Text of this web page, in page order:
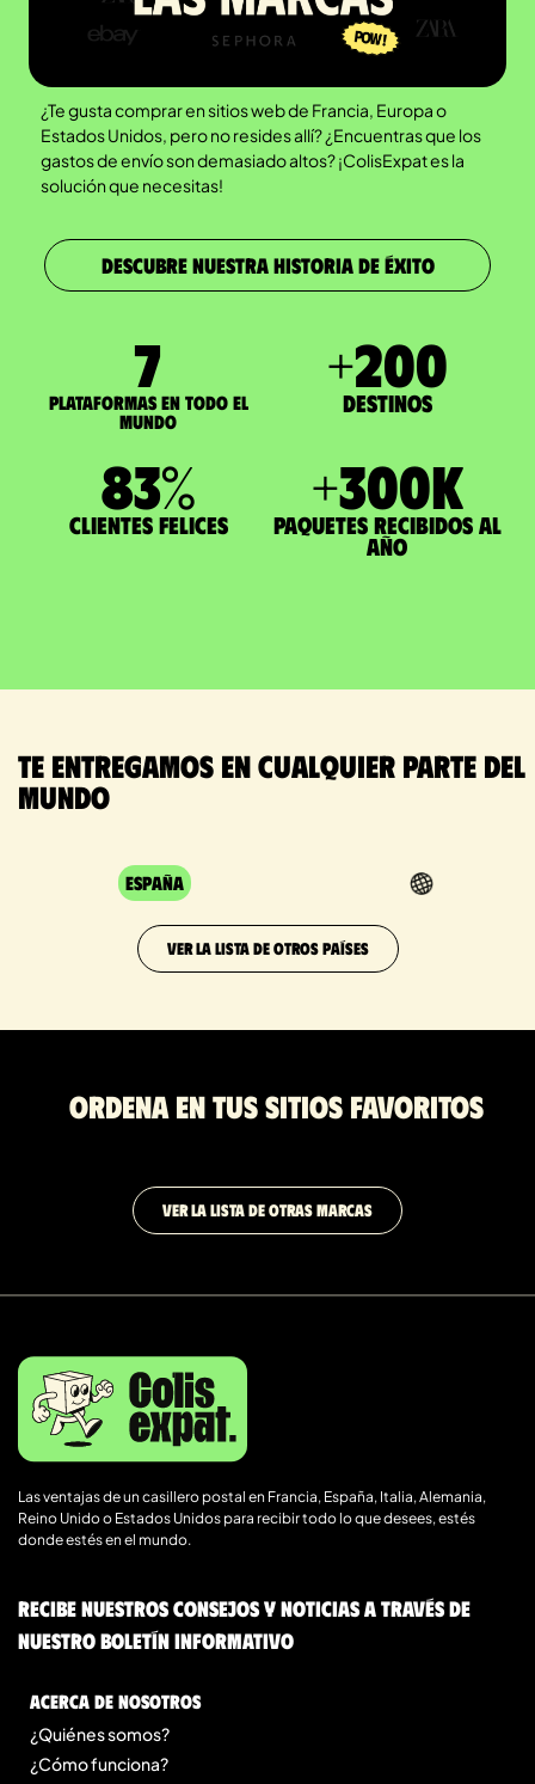
¿Te gusta comprar en sitios web de Francia, Europa o
Estados Unidos, pero no resides allí? ¿Encuentras que los
gastos de envío son demasiado altos? ¡ColisExpat es la
solución que necesitas!
DESCUBRE NUESTRA HISTORIA DE ÉXITO
7
Plataformas en todo el
mundo
+200
Destinos
83%
Clientes felices
+300K
paquetes recibidos al
año
Te entregamos en cualquier parte del
mundo
España
VER LA LISTA DE OTROS PAÍSES
Ordena en tus sitios favoritos
VER LA LISTA DE OTRAS MARCAS
Las ventajas de un casillero postal en Francia, España, Italia, Alemania,
Reino Unido o Estados Unidos para recibir todo lo que desees, estés
donde estés en el mundo.
Recibe nuestros consejos y noticias a través de
nuestro boletín informativo
Acerca de nosotros
¿Quiénes somos?
¿Cómo funciona?